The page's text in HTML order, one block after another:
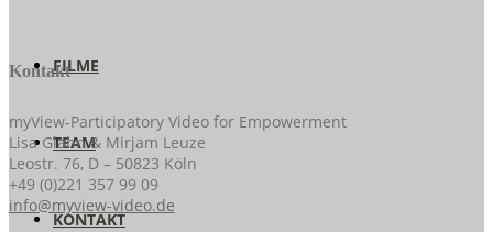
FILME
TEAM
KONTAKT
Kontakt
myView-Participatory Video for Empowerment
Lisa Glahn & Mirjam Leuze
Leostr. 76, D – 50823 Köln
+49 (0)221 357 99 09
info@myview-video.de